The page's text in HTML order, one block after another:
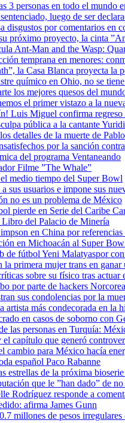
3 personas en todo el mundo
luego de ser
disgustos por comentarios en
próximo proyecto, la cinta
Ant-Man and the Wasp:
temprana en menores:
la Casa Blanca proyecta la
químico en Ohio, no se
los mejores quesos del
el primer vistazo a la
Luis Miguel confirma regreso
pública a la cantante
detalles de la muerte de
por la sanción
del programa Ventaneando
Filme ”The Whale”
medio tiempo del Super Bowl
sus usuarios e impone sus
no es un problema de México
pierde en Serie del Caribe
del Palacio de Minería
en China por referencias
en Michoacán al Super
de fútbol Yeni Malatyaspor
la primera mujer trans en
sobre su físico tras
por parte de hackers
sus condolencias por la
artista más condecorada en la
en casos de soborno con
las personas en Turquía:
capítulo que generó
cambio para México hacía
español Paco Rabanne
estrellas de la próxima
que le ”han dado” de
Rodríguez responde a
afirma James Gunn
millones de pesos